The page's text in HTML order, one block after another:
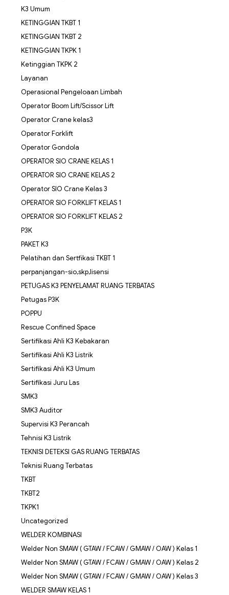
K3 Umum
KETINGGIAN TKBT 1
KETINGGIAN TKBT 2
KETINGGIAN TKPK 1
Ketinggian TKPK 2
Layanan
Operasional Pengeloaan Limbah
Operator Boom Lift/Scissor Lift
Operator Crane kelas3
Operator Forklift
Operator Gondola
OPERATOR SIO CRANE KELAS 1
OPERATOR SIO CRANE KELAS 2
Operator SIO Crane Kelas 3
OPERATOR SIO FORKLIFT KELAS 1
OPERATOR SIO FORKLIFT KELAS 2
P3K
PAKET K3
Pelatihan dan Sertfikasi TKBT 1
perpanjangan-sio,skp,lisensi
PETUGAS K3 PENYELAMAT RUANG TERBATAS
Petugas P3K
POPPU
Rescue Confined Space
Sertifikasi Ahli K3 Kebakaran
Sertifikasi Ahli K3 Listrik
Sertifikasi Ahli K3 Umum
Sertifikasi Juru Las
SMK3
SMK3 Auditor
Supervisi K3 Perancah
Tehnisi K3 Listrik
TEKNISI DETEKSI GAS RUANG TERBATAS
Teknisi Ruang Terbatas
TKBT
TKBT2
TKPK1
Uncategorized
WELDER KOMBINASI
Welder Non SMAW ( GTAW / FCAW / GMAW / OAW ) Kelas 1
Welder Non SMAW ( GTAW / FCAW / GMAW / OAW ) Kelas 2
Welder Non SMAW ( GTAW / FCAW / GMAW / OAW ) Kelas 3
WELDER SMAW KELAS 1